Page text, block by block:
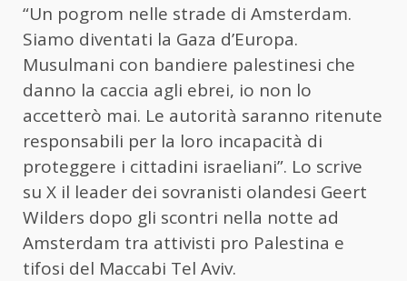
“Un pogrom nelle strade di Amsterdam.
Siamo diventati la Gaza d’Europa.
Musulmani con bandiere palestinesi che
danno la caccia agli ebrei, io non lo
accetterò mai. Le autorità saranno ritenute
responsabili per la loro incapacità di
proteggere i cittadini israeliani”. Lo scrive
su X il leader dei sovranisti olandesi Geert
Wilders dopo gli scontri nella notte ad
Amsterdam tra attivisti pro Palestina e
tifosi del Maccabi Tel Aviv.